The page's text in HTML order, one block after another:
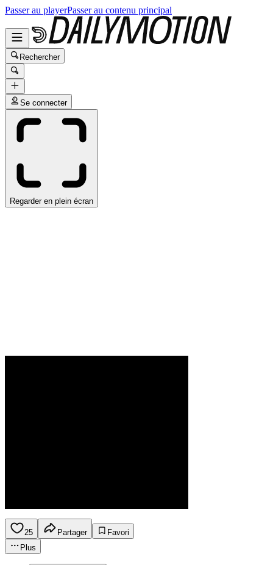
Passer au playerPasser au contenu principal
Rechercher
Se connecter
Regarder en plein écran
25 Partager
Favori
Plus